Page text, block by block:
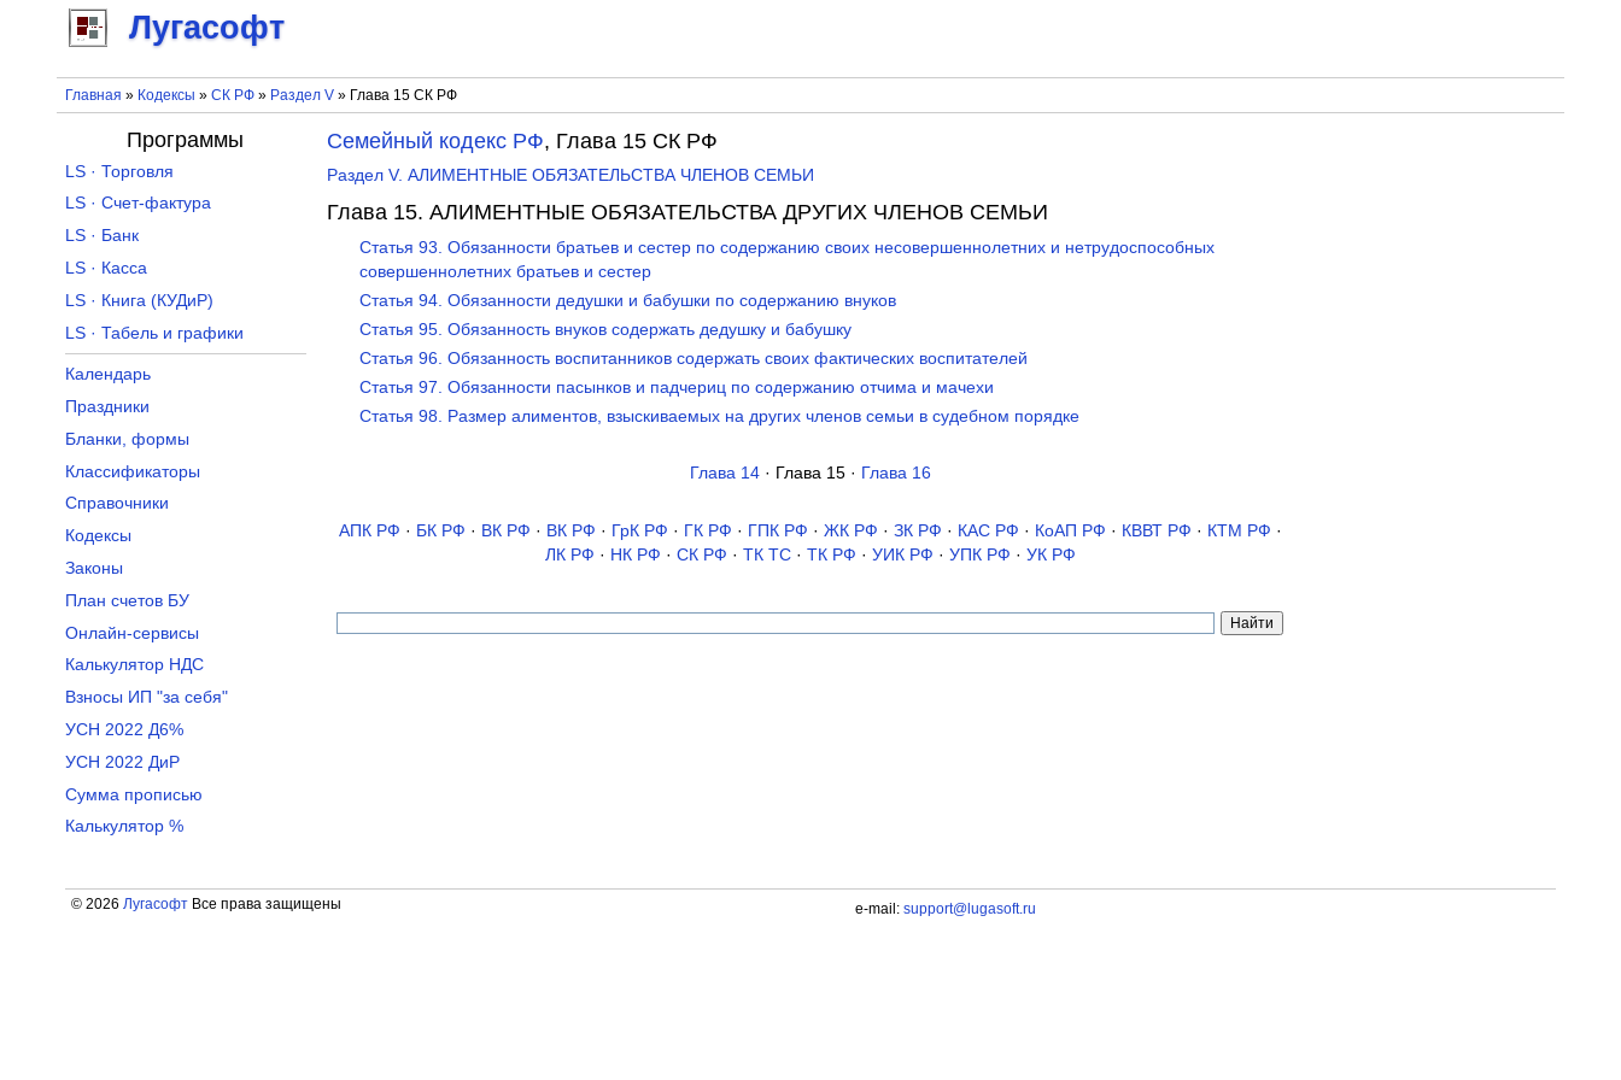
Лугасофт
Главная » Кодексы » СК РФ» Раздел V» Глава 15 СК РФ
Семейный кодекс РФ, Глава 15 СК РФ
Раздел V. АЛИМЕНТНЫЕ ОБЯЗАТЕЛЬСТВА ЧЛЕНОВ СЕМЬИ
Глава 15. АЛИМЕНТНЫЕ ОБЯЗАТЕЛЬСТВА ДРУГИХ ЧЛЕНОВ СЕМЬИ
Статья 93. Обязанности братьев и сестер по содержанию своих несовершеннолетних и нетрудоспособных
совершеннолетних братьев и сестер
Статья 94. Обязанности дедушки и бабушки по содержанию внуков
Статья 95. Обязанность внуков содержать дедушку и бабушку
Статья 96. Обязанность воспитанников содержать своих фактических воспитателей
Статья 97. Обязанности пасынков и падчериц по содержанию отчима и мачехи
Статья 98. Размер алиментов, взыскиваемых на других членов семьи в судебном порядке
Глава 14 · Глава 15 · Глава 16
АПК РФ · БК РФ · ВК РФ · ВК РФ · ГрК РФ · ГК РФ · ГПК РФ · ЖК РФ · ЗК РФ · КАС РФ · КоАП РФ · КВВТ РФ · КТМ РФ ·
ЛК РФ · НК РФ · СК РФ · ТК TC · ТК РФ · УИК РФ · УПК РФ · УК РФ
Программы
LS · Торговля
LS · Счет-фактура
LS · Банк
LS · Касса
LS · Книга (КУДиР)
LS · Табель и графики
Календарь
Праздники
Бланки, формы
Классификаторы
Справочники
Кодексы
Законы
План счетов БУ
Онлайн-сервисы
Калькулятор НДС
Взносы ИП "за себя"
УСН 2022 Д6%
УСН 2022 ДиР
Сумма прописью
Калькулятор %
© 2026 ЛугасофтВсе права защищены e-mail: support@lugasoft.ru